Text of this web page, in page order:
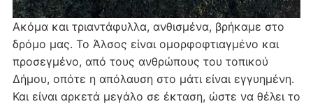
Ακόμα και τριαντάφυλλα, ανθισμένα, βρήκαμε στο
δρόμο μας. Το Άλσος είναι ομορφοφτιαγμένο και
προσεγμένο, από τους ανθρώπους του τοπικού
Δήμου, οπότε η απόλαυση στο μάτι είναι εγγυημένη.
Και είναι αρκετά μεγάλο σε έκταση, ώστε να θέλει το